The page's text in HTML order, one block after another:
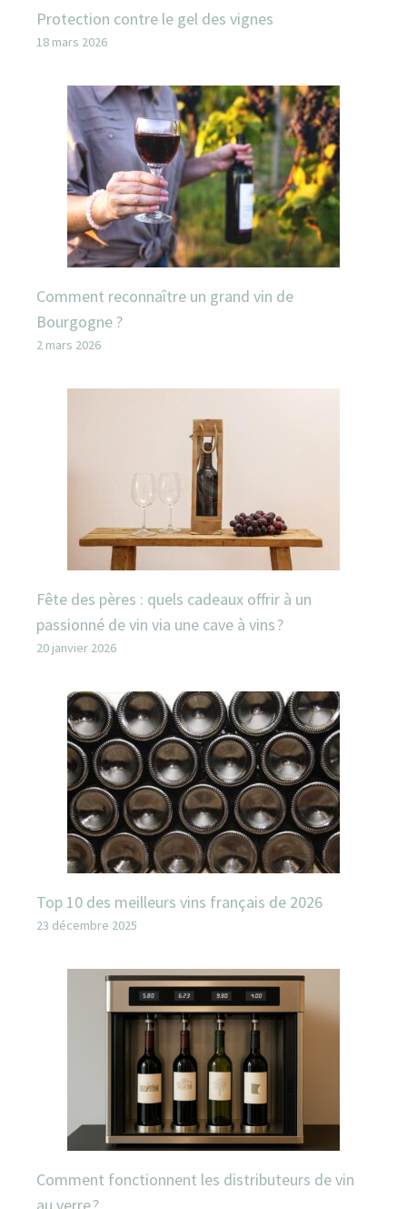
Protection contre le gel des vignes
18 mars 2026
Comment reconnaître un grand vin de
Bourgogne ?
2 mars 2026
Fête des pères : quels cadeaux offrir à un
passionné de vin via une cave à vins ?
20 janvier 2026
Top 10 des meilleurs vins français de 2026
23 décembre 2025
Comment fonctionnent les distributeurs de vin